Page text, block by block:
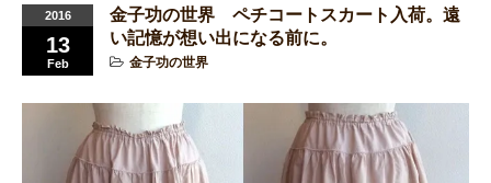
2016
13
Feb
金子功の世界 ペチコートスカート入荷。遠
い記憶が想い出になる前に。
金子功の世界